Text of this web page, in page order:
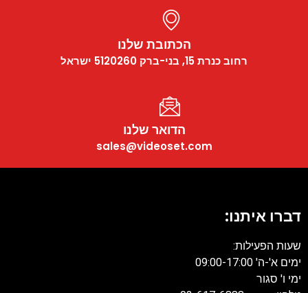
הכתובת שלנו
רחוב כנרת 15, בני-ברק 5120260 ישראל
הדואר שלנו
sales@videoset.com
דברו איתנו:
שעות הפעילות:
ימים א'-ה' 09:00-17:00
ימי ו' סגור